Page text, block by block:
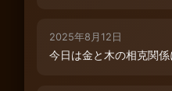
2025年8月12日
今日は金と木の相克関